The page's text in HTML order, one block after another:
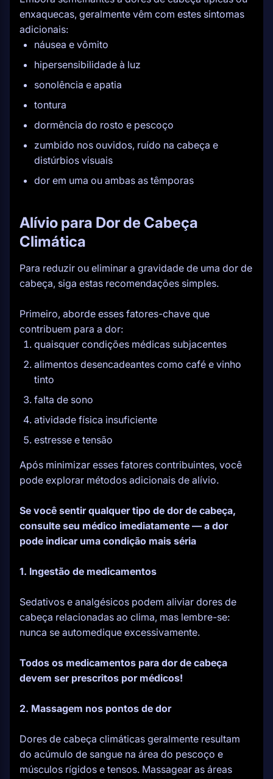
enxaquecas, geralmente vêm com estes sintomas
adicionais:
náusea e vômito
hipersensibilidade à luz
sonolência e apatia
tontura
dormência do rosto e pescoço
zumbido nos ouvidos, ruído na cabeça e
distúrbios visuais
dor em uma ou ambas as têmporas
Alívio para Dor de Cabeça
Climática
Para reduzir ou eliminar a gravidade de uma dor de
cabeça, siga estas recomendações simples.
Primeiro, aborde esses fatores-chave que
contribuem para a dor:
quaisquer condições médicas subjacentes
alimentos desencadeantes como café e vinho
tinto
falta de sono
atividade física insuficiente
estresse e tensão
Após minimizar esses fatores contribuintes, você
pode explorar métodos adicionais de alívio.
Se você sentir qualquer tipo de dor de cabeça,
consulte seu médico imediatamente — a dor
pode indicar uma condição mais séria
1. Ingestão de medicamentos
Sedativos e analgésicos podem aliviar dores de
cabeça relacionadas ao clima, mas lembre-se:
nunca se automedique excessivamente.
Todos os medicamentos para dor de cabeça
devem ser prescritos por médicos!
2. Massagem nos pontos de dor
Dores de cabeça climáticas geralmente resultam
do acúmulo de sangue na área do pescoço e
músculos rígidos e tensos. Massagear as áreas